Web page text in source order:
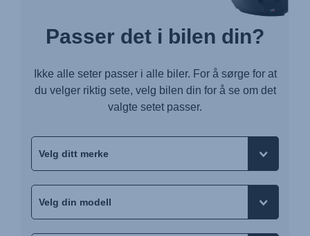
Passer det i bilen din?
Ikke alle seter passer i alle biler. For å sørge for at
du velger riktig sete, velg bilen din for å se om det
valgte setet passer.